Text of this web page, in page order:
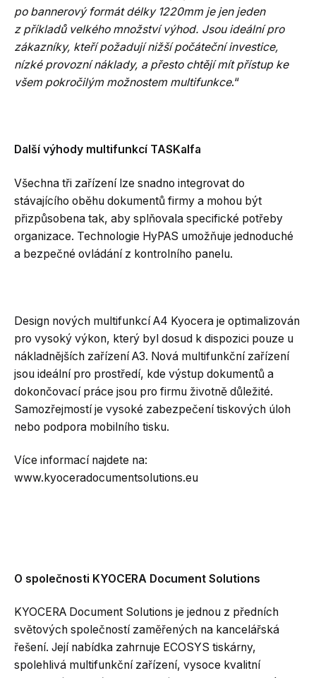
po bannerový formát délky 1220mm je jen jeden
z příkladů velkého množství výhod. Jsou ideální pro
zákazníky, kteří požadují nižší počáteční investice,
nízké provozní náklady, a přesto chtějí mít přístup ke
všem pokročilým možnostem multifunkce.“
Další výhody multifunkcí TASKalfa
Všechna tři zařízení lze snadno integrovat do
stávajícího oběhu dokumentů firmy a mohou být
přizpůsobena tak, aby splňovala specifické potřeby
organizace. Technologie HyPAS umožňuje jednoduché
a bezpečné ovládání z kontrolního panelu.
Design nových multifunkcí A4 Kyocera je optimalizován
pro vysoký výkon, který byl dosud k dispozici pouze u
nákladnějších zařízení A3. Nová multifunkční zařízení
jsou ideální pro prostředí, kde výstup dokumentů a
dokončovací práce jsou pro firmu životně důležité.
Samozřejmostí je vysoké zabezpečení tiskových úloh
nebo podpora mobilního tisku.
Více informací najdete na:
www.kyoceradocumentsolutions.eu
O společnosti KYOCERA Document Solutions
KYOCERA Document Solutions je jednou z předních
světových společností zaměřených na kancelářská
řešení. Její nabídka zahrnuje ECOSYS tiskárny,
spolehlivá multifunkční zařízení, vysoce kvalitní